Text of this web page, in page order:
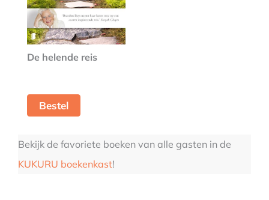
De helende reis
Bestel
Bekijk de favoriete boeken van alle gasten in de
KUKURU boekenkast!